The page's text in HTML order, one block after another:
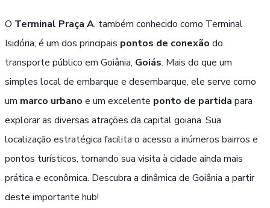
O Terminal Praça A, também conhecido como Terminal
Isidória, é um dos principais pontos de conexão do
transporte público em Goiânia, Goiás. Mais do que um
simples local de embarque e desembarque, ele serve como
um marco urbano e um excelente ponto de partida para
explorar as diversas atrações da capital goiana. Sua
localização estratégica facilita o acesso a inúmeros bairros e
pontos turísticos, tornando sua visita à cidade ainda mais
prática e econômica. Descubra a dinâmica de Goiânia a partir
deste importante hub!